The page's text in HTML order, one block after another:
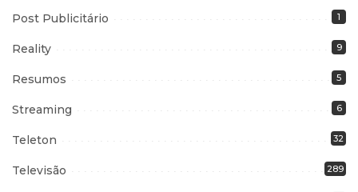
Post Publicitário 1
Reality 9
Resumos 5
Streaming 6
Teleton 32
Televisão 289